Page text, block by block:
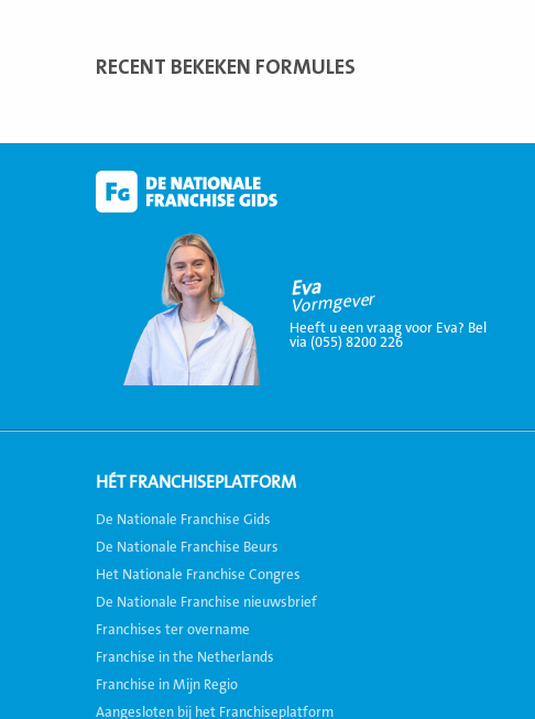
RECENT BEKEKEN FORMULES
Eva
Vormgever
Heeft u een vraag voor Eva? Bel
via (055) 8200 226
HÉT FRANCHISEPLATFORM
De Nationale Franchise Gids
De Nationale Franchise Beurs
Het Nationale Franchise Congres
De Nationale Franchise nieuwsbrief
Franchises ter overname
Franchise in the Netherlands
Franchise in Mijn Regio
Aangesloten bij het Franchiseplatform